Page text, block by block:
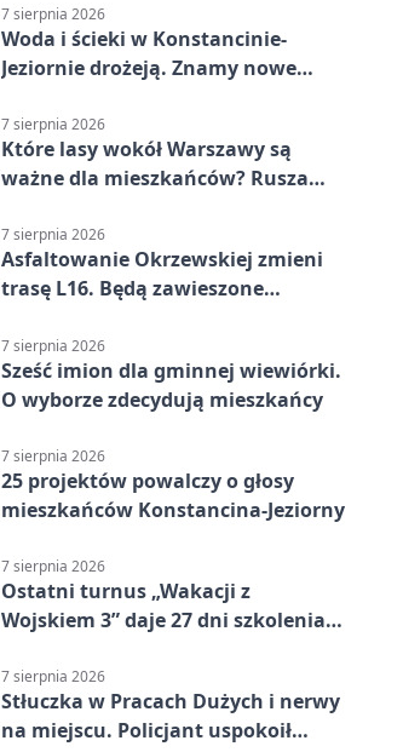
7 sierpnia 2026
Woda i ścieki w Konstancinie-
Jeziornie drożeją. Znamy nowe
7 sierpnia 2026
Które lasy wokół Warszawy są
ważne dla mieszkańców? Rusza
7 sierpnia 2026
Asfaltowanie Okrzewskiej zmieni
trasę L16. Będą zawieszone
7 sierpnia 2026
Sześć imion dla gminnej wiewiórki.
O wyborze zdecydują mieszkańcy
7 sierpnia 2026
25 projektów powalczy o głosy
mieszkańców Konstancina-Jeziorny
7 sierpnia 2026
Ostatni turnus „Wakacji z
Wojskiem 3” daje 27 dni szkolenia i
7 sierpnia 2026
Stłuczka w Pracach Dużych i nerwy
na miejscu. Policjant uspokoił